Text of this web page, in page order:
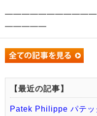
━━━━━
【最近の記事】
Patek Philippe パテッ